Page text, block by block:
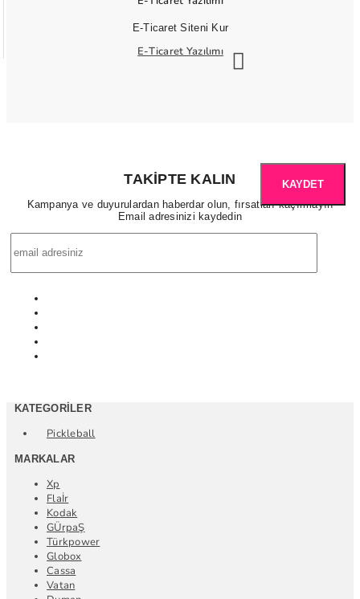
E-Ticaret Siteni Kur
E-Ticaret Yazılımı
TAKIPTE KALIN
Kampanya ve duyurulardan haberdar olun, fırsatları kaçırmayın
Email adresinizi kaydedin
KAYDET
KATEGORILER
Pickleball
MARKALAR
Xp
Flaİr
Kodak
GÜrpaŞ
Türkpower
Globox
Cassa
Vatan